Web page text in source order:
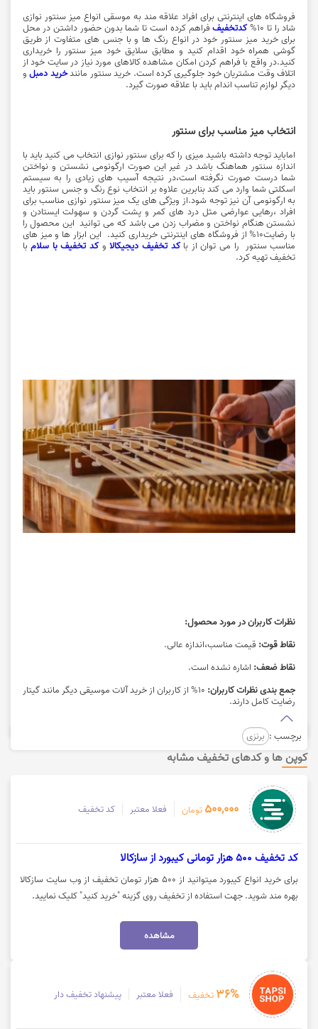
فروشگاه های اینترنتی برای افراد علاقه مند به موسقی انواع میز سنتور نوازی
شاد را تا 10%
کدتخفیففراهم کرده است تا شما بدون حضور داشتن در محل
برای خرید میز سنتور خود در انواع رنگ ها و با جنس های متفاوت از طریق
گوشی همراه خود اقدام کنید و مطابق سلایق خود میز سنتور را خریداری
کنید.در واقع با فراهم کردن امکان مشاهده کالاهای مورد نیاز در سایت خود از
اتلاف وقت مشتریان خود جلوگیری کرده است. خرید سنتور مانندخرید دمبلو
دیگر لوازم تناسب اندام باید با علاقه صورت گیرد.
انتخاب میز مناسب برای سنتور
اماباید توجه داشته باشید میزی را که برای سنتور نوازی انتخاب می کنید باید با
اندازه سنتور هماهنگ باشد در غیر این صورت ارگونومی نشستن و نواختن
شما درست صورت نگرفته است،در نتیجه آسیب های زیادی را به سیستم
اسکلتی شما وارد می کند بنابرین علاوه بر انتخاب نوع رنگ و جنس سنتور باید
به ارگونومی آن نیز توجه شود.از ویژگی های یک میز سنتور نوازی مناسب برای
افراد ،رهایی عوارضی مثل درد های کمر و پشت گردن و سهولت ایستادن و
نشستن هنگام نواختن و مضراب زدن می باشد که می توانید این محصول را
با رضایت10% از فروشگاه های اینترنتی خریداری کنید. این ابزار ها و میز های
مناسب سنتور را می توان از با کد تخفیف دیجیکالاو کد تخفیف با سلام با
تخفیف تهیه کرد.
نظرات کاربران در مورد محصول:
نقاط قوت: قیمت مناسب،اندازه عالی.
نقاط ضعف: اشاره نشده است.
جمع بندی نظرات کاربران:
10% از کاربران از خرید آلات موسیقی دیگر مانند گیتار
رضایت کامل دارند.
برچسب : برنزی
کوپن ها و کدهای تخفیف مشابه
500,000 تومان فعلا معتبر کد تخفیف
کد تخفیف 500 هزار تومانی کیبورد از سازکالا
برای خرید انواع کیبورد میتوانید از 500 هزار تومان تخفیف از وب سایت سازکالا
بهره مند شوید. جهت استفاده از تخفیف روی گزینه "خرید کنید" کلیک نمایید.
مشاهده
36% تخفیف فعلا معتبر پیشنهاد تخفیف دار